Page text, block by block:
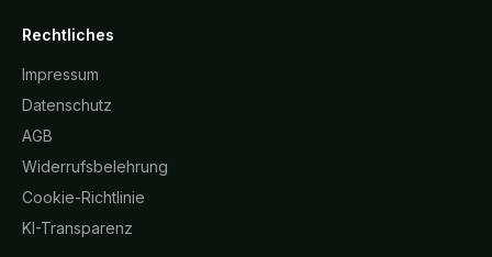
Rechtliches
Impressum
Datenschutz
AGB
Widerrufsbelehrung
Cookie-Richtlinie
KI-Transparenz